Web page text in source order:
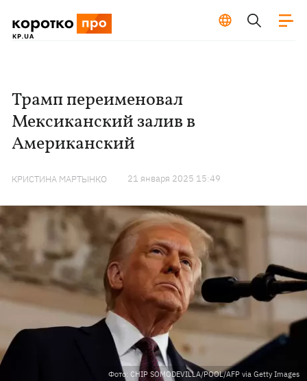
Трамп переименовал
Мексиканский залив в
Американский
КРИСТИНА МАРТЫНКО 21 января 2025 15:49
Фото: CHIP SOMODEVILLA/POOL/AFP via Getty Images